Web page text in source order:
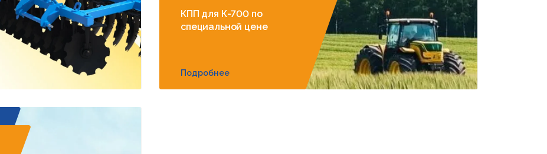
КПП для К-700 по
специальной цене
Подробнее